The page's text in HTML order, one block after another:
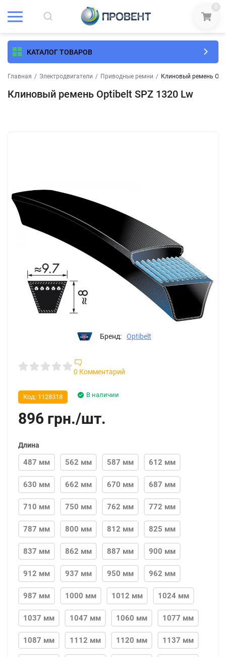
0
КАТАЛОГ ТОВАРОВ
Главная / Электродвигатели / Приводные ремни / Клиновый ремень
Клиновый ремень Optibelt SPZ 1320 Lw
Бренд: Optibelt
0 Комментарий
В наличии
Код: 1128318
896 грн./шт.
Длина
487 мм 562 мм 587 мм 612 мм
630 мм 662 мм 670 мм 687 мм
710 мм 750 мм 762 мм 772 мм
787 мм 800 мм 812 мм 825 мм
837 мм 862 мм 887 мм 900 мм
912 мм 937 мм 950 мм 962 мм
987 мм 1000 мм 1012 мм 1024 мм
1037 мм 1047 мм 1060 мм 1077 мм
1087 мм 1112 мм 1120 мм 1137 мм